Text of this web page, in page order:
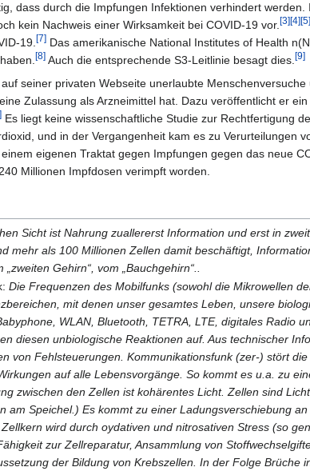
dass durch die Impfungen Infektionen verhindert
kein Nachweis einer Wirksamkeit bei COVID-19 vor.[3][4][5]
19.[7] Das amerikanische National Institutes of Health
[8] Auch die entsprechende S3-Leitlinie besagt dies.[9]
seiner privaten Webseite unerlaubte Menschenversuche
Zulassung als Arzneimittel hat. Dazu veröffentlicht er
Es liegt keine wissenschaftliche Studie zur Rechtfertigung
und in der Vergangenheit kam es zu
eigenen Traktat gegen Impfungen gegen das neue
Millionen Impfdosen verimpft worden.
Sicht ist Nahrung zuallererst Information und erst in
mehr als 100 Millionen Zellen damit beschäftigt,
Gehirn“, vom „Bauchgehirn“..
Die Frequenzen des Mobilfunks (sowohl die Mikrowellen
mit denen unser gesamtes Leben, unsere
WLAN, Bluetooth, TETRA, LTE, digitales Radio
diesen unbiologische Reaktionen auf. Aus technischer
von Fehlsteuerungen. Kommunikationsfunk (zer-) stört
auf alle Lebensvorgänge. So kommt es u.a. zu
zwischen den Zellen ist kohärentes Licht. Zellen sind
am Speichel.) Es kommt zu einer Ladungsverschiebung
wird durch oydativen und nitrosativen Stress (so
zur Zellreparatur, Ansammlung von
der Bildung von Krebszellen. In der Folge Brüche